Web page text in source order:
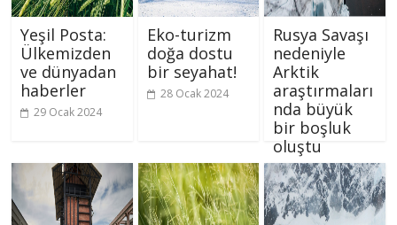
Yeşil Posta:
Ülkemizden
ve dünyadan
haberler
29 Ocak 2024
Eko-turizm
doğa dostu
bir seyahat!
28 Ocak 2024
Rusya Savaşı
nedeniyle
Arktik
araştırmaları
nda büyük
bir boşluk
oluştu
26 Ocak 2024